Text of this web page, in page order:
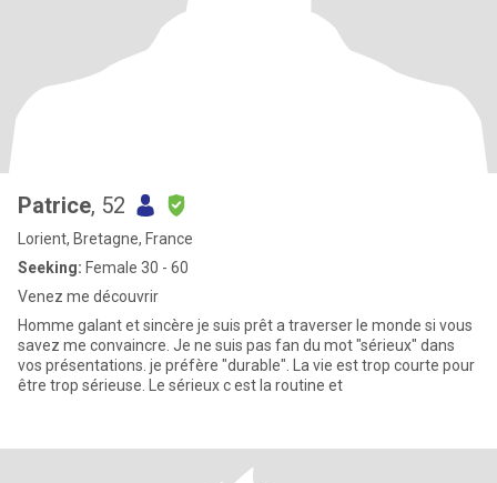
Patrice, 52
Lorient, Bretagne, France
Seeking: Female 30 - 60
Venez me découvrir
Homme galant et sincère je suis prêt a traverser le monde si vous
savez me convaincre. Je ne suis pas fan du mot "sérieux" dans
vos présentations. je préfère "durable". La vie est trop courte pour
être trop sérieuse. Le sérieux c est la routine et